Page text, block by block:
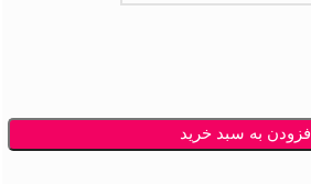
افزودن به سبد خرید